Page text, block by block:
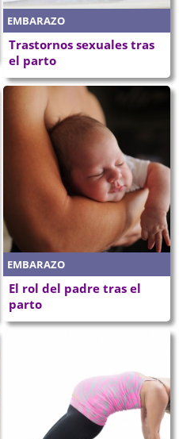
EMBARAZO
Trastornos sexuales tras
el parto
EMBARAZO
El rol del padre tras el
parto